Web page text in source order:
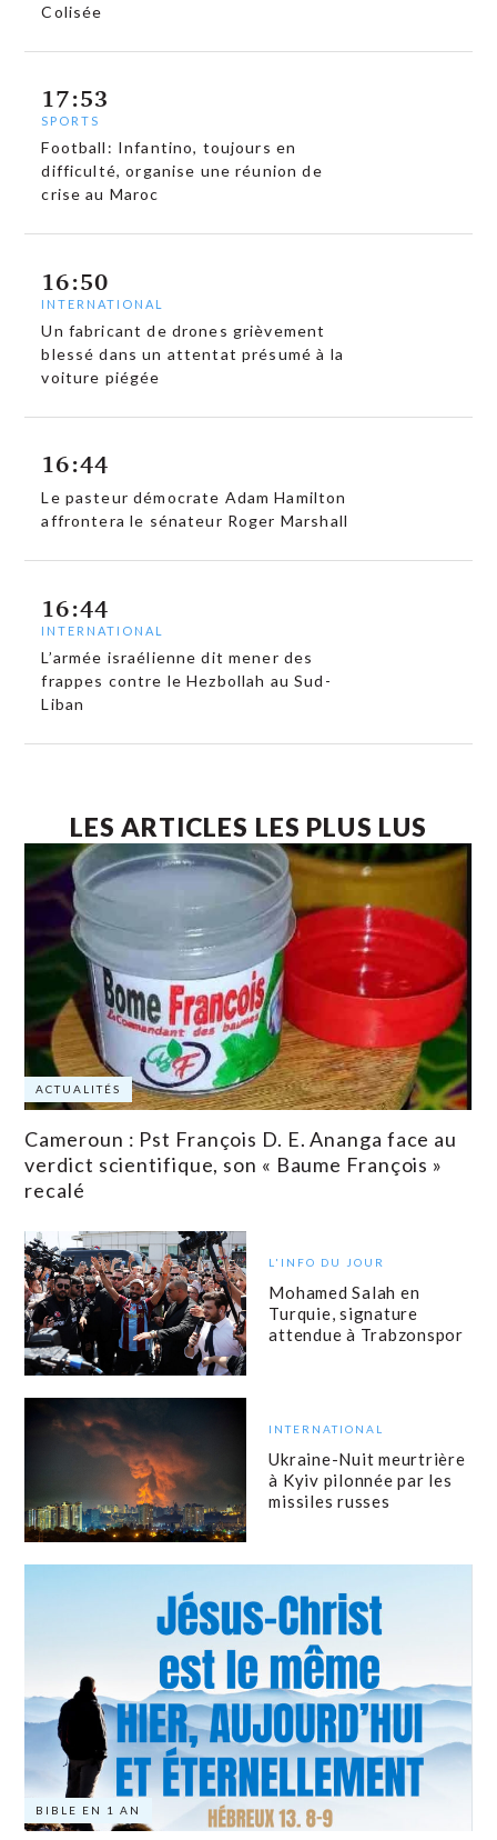
Colisée
17:53
SPORTS
Football: Infantino, toujours en
difficulté, organise une réunion de
crise au Maroc
16:50
INTERNATIONAL
Un fabricant de drones grièvement
blessé dans un attentat présumé à la
voiture piégée
16:44
Le pasteur démocrate Adam Hamilton
affrontera le sénateur Roger Marshall
16:44
INTERNATIONAL
L’armée israélienne dit mener des
frappes contre le Hezbollah au Sud-
Liban
LES ARTICLES LES PLUS LUS
ACTUALITÉS
Cameroun : Pst François D. E. Ananga face au
verdict scientifique, son « Baume François »
recalé
L'INFO DU JOUR
Mohamed Salah en
Turquie, signature
attendue à Trabzonspor
INTERNATIONAL
Ukraine-Nuit meurtrière
à Kyiv pilonnée par les
missiles russes
BIBLE EN 1 AN